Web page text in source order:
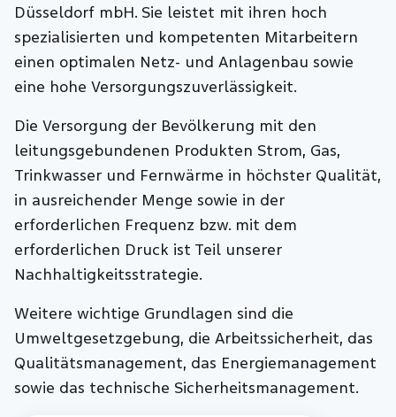
Düsseldorf mbH. Sie leistet mit ihren hoch
spezialisierten und kompetenten Mitarbeitern
einen optimalen Netz- und Anlagenbau sowie
eine hohe Versorgungszuverlässigkeit.
Die Versorgung der Bevölkerung mit den
leitungsgebundenen Produkten Strom, Gas,
Trinkwasser und Fernwärme in höchster Qualität,
in ausreichender Menge sowie in der
erforderlichen Frequenz bzw. mit dem
erforderlichen Druck ist Teil unserer
Nachhaltigkeitsstrategie.
Weitere wichtige Grundlagen sind die
Umweltgesetzgebung, die Arbeitssicherheit, das
Qualitätsmanagement, das Energiemanagement
sowie das technische Sicherheitsmanagement.